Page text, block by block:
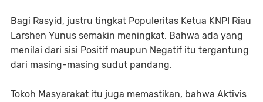
Bagi Rasyid, justru tingkat Populeritas Ketua KNPI Riau
Larshen Yunus semakin meningkat. Bahwa ada yang
menilai dari sisi Positif maupun Negatif itu tergantung
dari masing-masing sudut pandang.
Tokoh Masyarakat itu juga memastikan, bahwa Aktivis